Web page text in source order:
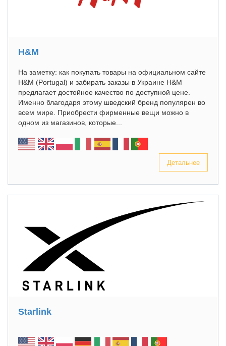
H&M
На заметку: как покупать товары на официальном сайте
H&M (Portugal) и забирать заказы в Украине H&M
предлагает достойное качество по доступной цене.
Именно благодаря этому шведский бренд популярен во
всем мире. Приобрести фирменные вещи можно в
одном из магазинов, которые...
Детальнее
Starlink